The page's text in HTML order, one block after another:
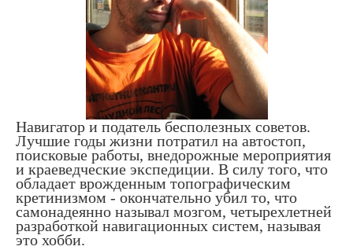
Навигатор и податель бесполезных советов.
Лучшие годы жизни потратил на автостоп,
поисковые работы, внедорожные мероприятия
и краеведческие экспедиции. В силу того, что
обладает врожденным топографическим
кретинизмом - окончательно убил то, что
самонадеянно называл мозгом, четырехлетней
разработкой навигационных систем, называя
это хобби.